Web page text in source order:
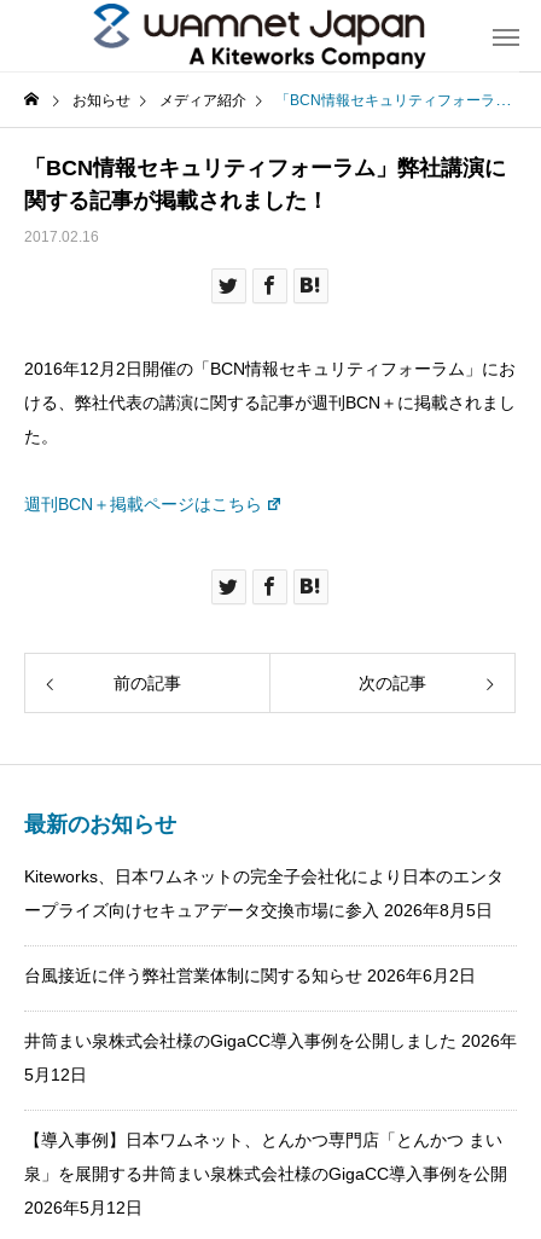
お知らせ メディア紹介 「BCN情報セキュリティフォーラム」弊社講演に関する記事が掲載されました！
「BCN情報セキュリティフォーラム」弊社講演に
関する記事が掲載されました！
2017.02.16
2016年12月2日開催の「BCN情報セキュリティフォーラム」にお
ける、弊社代表の講演に関する記事が週刊BCN＋に掲載されまし
た。
週刊BCN＋掲載ページはこちら
前の記事 次の記事
最新のお知らせ
Kiteworks、日本ワムネットの完全子会社化により日本のエンタ
ープライズ向けセキュアデータ交換市場に参入 2026年8月5日
台風接近に伴う弊社営業体制に関する知らせ 2026年6月2日
井筒まい泉株式会社様のGigaCC導入事例を公開しました 2026年
5月12日
【導入事例】日本ワムネット、とんかつ専門店「とんかつ まい
泉」を展開する井筒まい泉株式会社様のGigaCC導入事例を公開
2026年5月12日